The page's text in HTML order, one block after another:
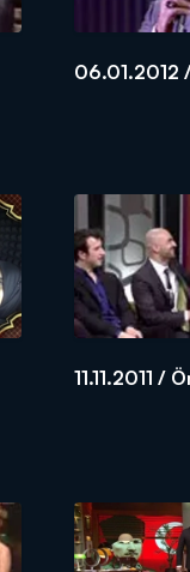
06.01.2012
11.11.2011 /